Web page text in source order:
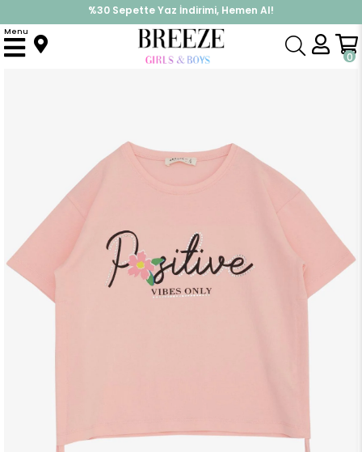
%30 Sepette Yaz İndirimi, Hemen Al!
İndirimlere ek %10 İndirimi Kap, Hemen Üye Ol!
0
Menu
Anasayfa Üst Giyim Tişört